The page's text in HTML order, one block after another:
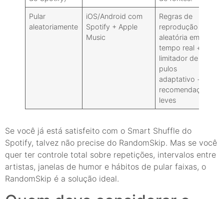
Pular
aleatoriamente
iOS/Android com
Spotify + Apple
Music
Regras de
reprodução
aleatória em
tempo real +
limitador de
pulos
adaptativo +
recomendações
leves
Se você já está satisfeito com o Smart Shuffle do
Spotify, talvez não precise do RandomSkip. Mas se você
quer ter controle total sobre repetições, intervalos entre
artistas, janelas de humor e hábitos de pular faixas, o
RandomSkip é a solução ideal.